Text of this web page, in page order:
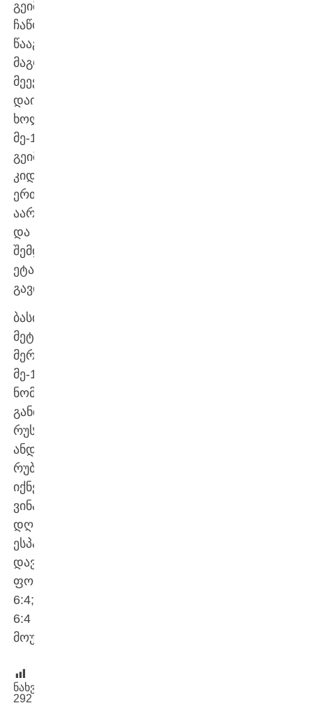
გეიმში
ჩაწოდება
წააგო,
მაგრამ
მეექვსეშივე
დაიბრუნა,
ხოლო
მე-10
გეიმში
კიდევ
ერთხელ
აართვა
და
შემდეგ
ეტაპზე
გავიდა.
ბასილაშვილის
მეტოქე
მერვედფინალში
მე-12
ნომრად
განთესილი
რუსი
ანდრეი
რუბლიოვი
იქნება,
ვინაც
დღეს
ესპანელ
დავიდოვიჩ-
ფოკინას
6:4;
6:4
მოუგო.
ნახვები:
292